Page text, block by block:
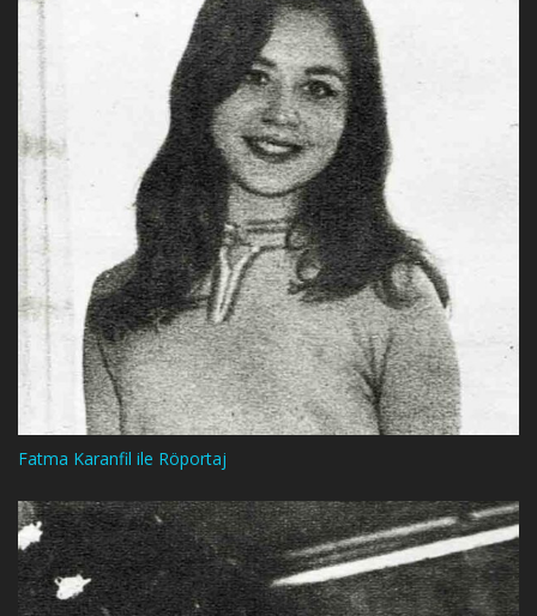
Fatma Karanfil ile Röportaj